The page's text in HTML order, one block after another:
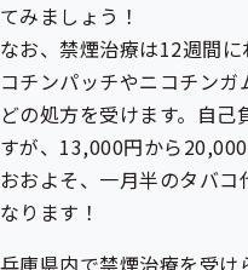
てみましょう！
なお、禁煙治療は12週間
コチンパッチやニコチン
どの処方を受けます。自
すが、13,000円から20,000
おおよそ、一月半のタバ
なります！
兵庫県内で禁煙治療を受